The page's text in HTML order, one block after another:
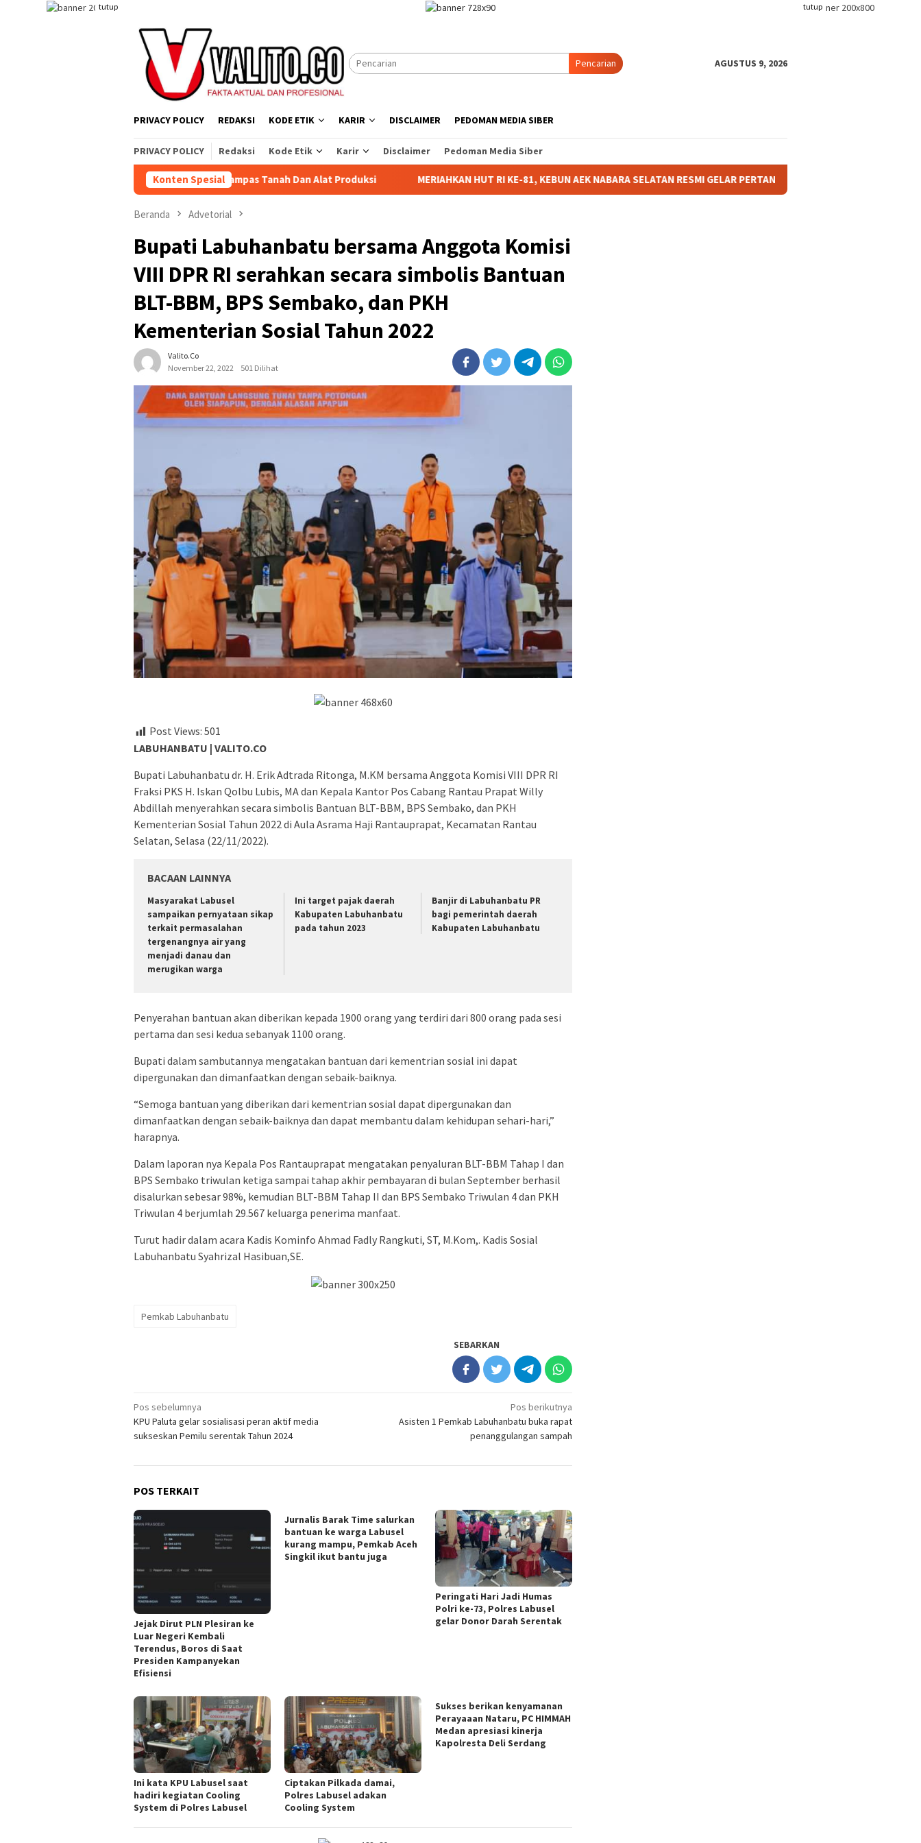
tutup tutup
Pencarian AGUSTUS 9, 2026
PRIVACY POLICY REDAKSI KODE ETIK KARIR DISCLAIMER PEDOMAN MEDIA SIBER
PRIVACY POLICY Redaksi Kode Etik Karir Disclaimer Pedoman Media Siber
Konten Spesial
Jahat, Tetapi Sistem yang Merampas Tanah Dan Alat Produksi MERIAHKAN HUT RI KE-81, KEBUN AEK NABARA SELATAN RESMI GELAR PERTANDINGAN OLAHRAGA ANTAR BAGIAN DAN
Beranda Advetorial
Bupati Labuhanbatu bersama Anggota Komisi
VIII DPR RI serahkan secara simbolis Bantuan
BLT-BBM, BPS Sembako, dan PKH
Kementerian Sosial Tahun 2022
Valito.co
November 22, 2022
501 Dilihat
Post Views: 501
LABUHANBATU | VALITO.CO
Bupati Labuhanbatu dr. H. Erik Adtrada Ritonga, M.KM bersama Anggota Komisi VIII DPR RI
Fraksi PKS H. Iskan Qolbu Lubis, MA dan Kepala Kantor Pos Cabang Rantau Prapat Willy
Abdillah menyerahkan secara simbolis Bantuan BLT-BBM, BPS Sembako, dan PKH
Kementerian Sosial Tahun 2022 di Aula Asrama Haji Rantauprapat, Kecamatan Rantau
Selatan, Selasa (22/11/2022).
BACAAN LAINNYA
Masyarakat Labusel
sampaikan pernyataan sikap
terkait permasalahan
tergenangnya air yang
menjadi danau dan
merugikan warga
Ini target pajak daerah
Kabupaten Labuhanbatu
pada tahun 2023
Banjir di Labuhanbatu PR
bagi pemerintah daerah
Kabupaten Labuhanbatu
Penyerahan bantuan akan diberikan kepada 1900 orang yang terdiri dari 800 orang pada sesi
pertama dan sesi kedua sebanyak 1100 orang.
Bupati dalam sambutannya mengatakan bantuan dari kementrian sosial ini dapat
dipergunakan dan dimanfaatkan dengan sebaik-baiknya.
“Semoga bantuan yang diberikan dari kementrian sosial dapat dipergunakan dan
dimanfaatkan dengan sebaik-baiknya dan dapat membantu dalam kehidupan sehari-hari,”
harapnya.
Dalam laporan nya Kepala Pos Rantauprapat mengatakan penyaluran BLT-BBM Tahap I dan
BPS Sembako triwulan ketiga sampai tahap akhir pembayaran di bulan September berhasil
disalurkan sebesar 98%, kemudian BLT-BBM Tahap II dan BPS Sembako Triwulan 4 dan PKH
Triwulan 4 berjumlah 29.567 keluarga penerima manfaat.
Turut hadir dalam acara Kadis Kominfo Ahmad Fadly Rangkuti, ST, M.Kom,. Kadis Sosial
Labuhanbatu Syahrizal Hasibuan,SE.
Pemkab Labuhanbatu
SEBARKAN
Navigasi
pos
Pos sebelumnya
KPU Paluta gelar sosialisasi peran aktif media
sukseskan Pemilu serentak Tahun 2024
Pos berikutnya
Asisten 1 Pemkab Labuhanbatu buka rapat
penanggulangan sampah
POS TERKAIT
Jejak Dirut PLN Plesiran ke
Luar Negeri Kembali
Terendus, Boros di Saat
Presiden Kampanyekan
Efisiensi
Jurnalis Barak Time salurkan
bantuan ke warga Labusel
kurang mampu, Pemkab Aceh
Singkil ikut bantu juga
Peringati Hari Jadi Humas
Polri ke-73, Polres Labusel
gelar Donor Darah Serentak
Ini kata KPU Labusel saat
hadiri kegiatan Cooling
System di Polres Labusel
Ciptakan Pilkada damai,
Polres Labusel adakan
Cooling System
Sukses berikan kenyamanan
Perayaaan Nataru, PC HIMMAH
Medan apresiasi kinerja
Kapolresta Deli Serdang